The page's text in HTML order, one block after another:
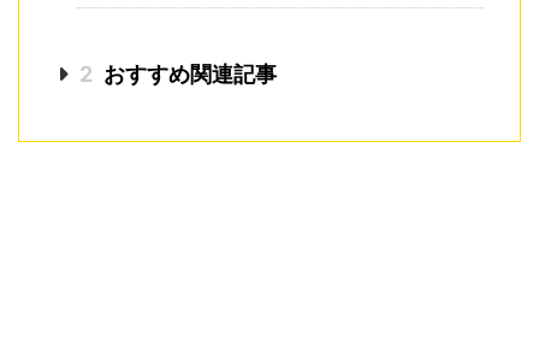
2 おすすめ関連記事